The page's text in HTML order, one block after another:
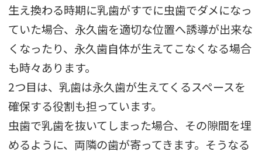
生え換わる時期に乳歯がすでに虫歯でダメになっ
ていた場合、永久歯を適切な位置へ誘導が出来な
くなったり、永久歯自体が生えてこなくなる場合
も時々あります。
2つ目は、乳歯は永久歯が生えてくるスペースを
確保する役割も担っています。
虫歯で乳歯を抜いてしまった場合、その隙間を埋
めるように、両隣の歯が寄ってきます。そうなる